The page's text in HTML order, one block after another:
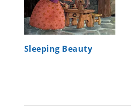
Sleeping Beauty